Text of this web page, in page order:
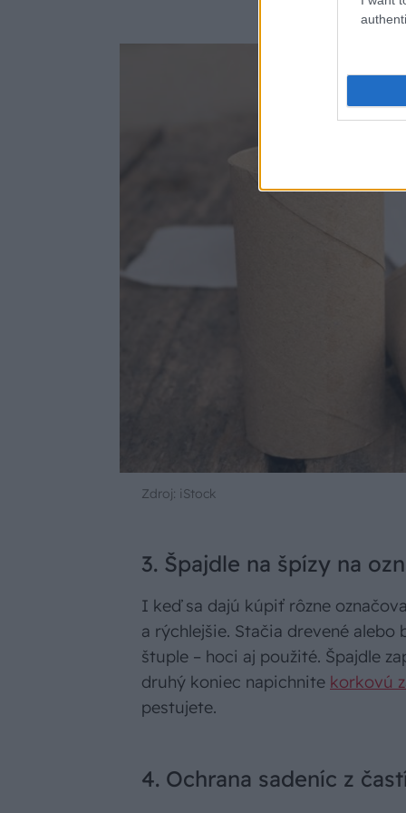
Zdroj: iStock
3. Špajdle na špízy na
I keď sa dajú kúpiť rôzne
a rýchlejšie. Stačia drevené
štuple – hoci aj použité. Špajdle
druhý koniec napichnite korkovú
pestujete.
4. Ochrana sadeníc z